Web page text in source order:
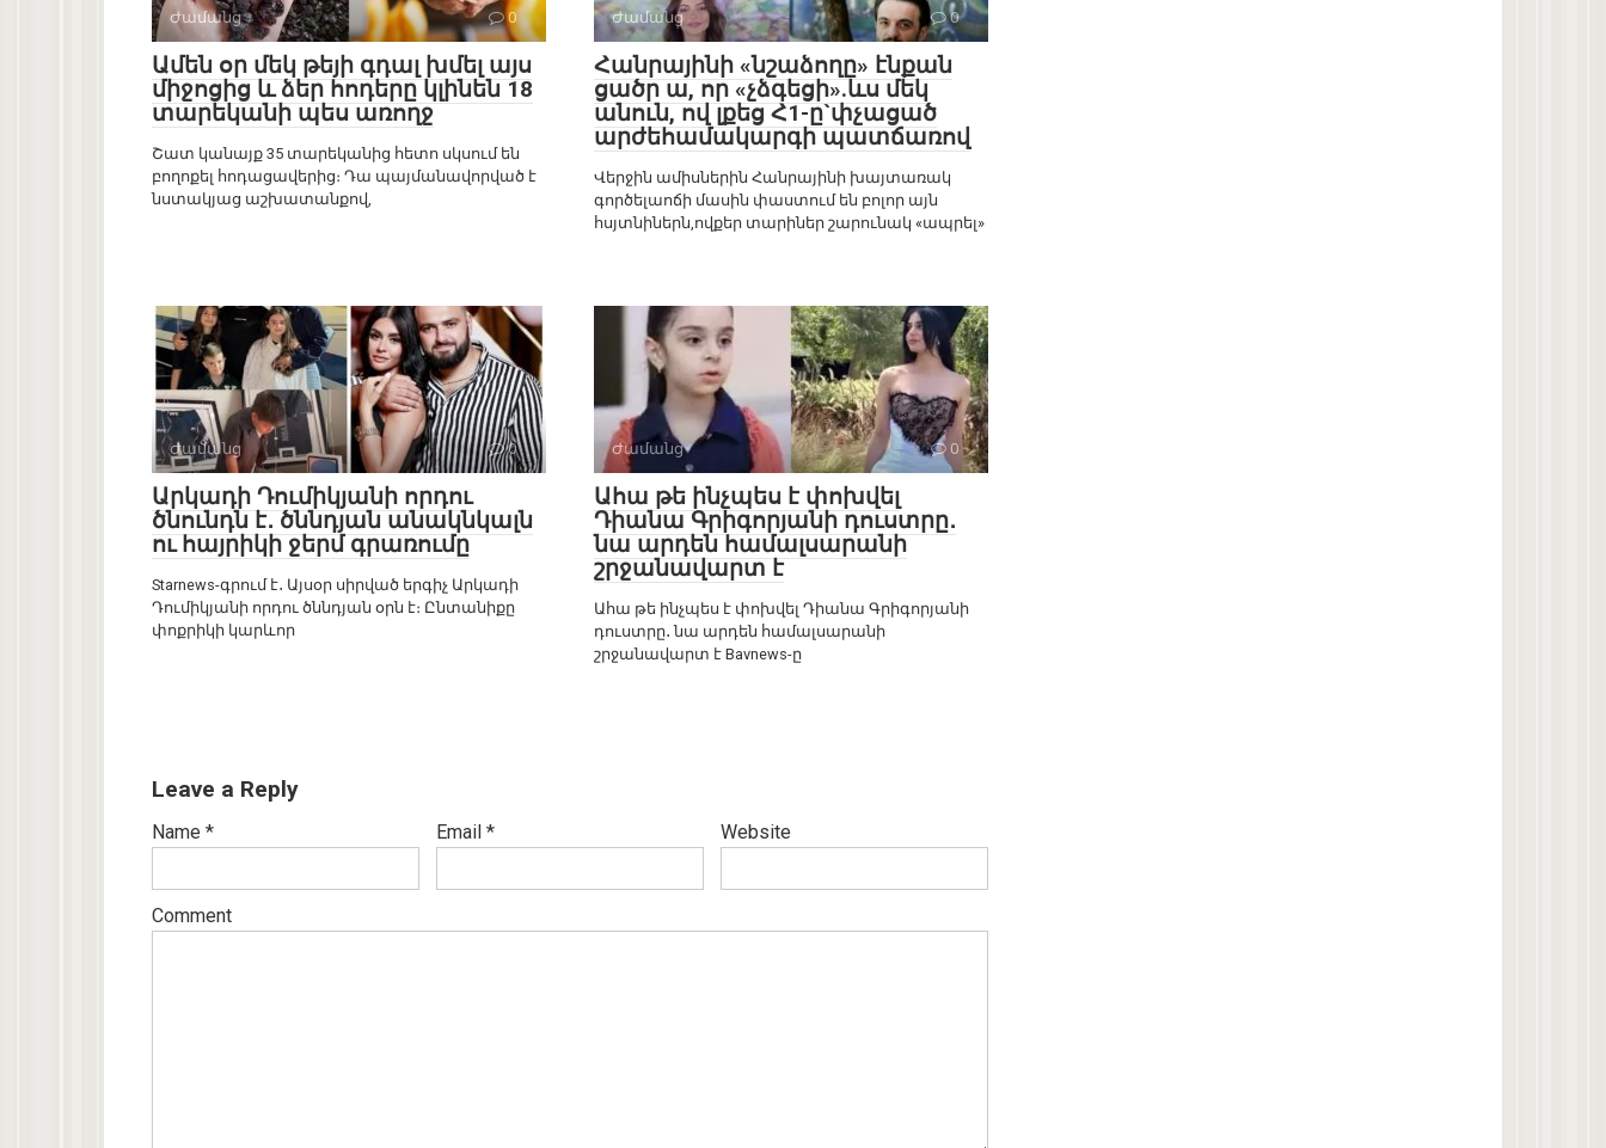
Ժամանց 0
Ամեն օր մեկ թեյի գդալ խմել այս
միջոցից և ձեր հոդերը կլինեն 18
տարեկանի պես առողջ
Շատ կանայք 35 տարեկանից հետո սկսում են
բողոքել հոդացավերից։ Դա պայմանավորված է
նստակյաց աշխատանքով,
Ժամանց 0
Հանրայինի «նշաձողը» էնքան
ցածր ա, որ «չձգեցի».ևս մեկ
անուն, ով լքեց Հ1-ը`փչացած
արժեհամակարգի պատճառով
Վերջին ամիսներին Հանրայինի խայտառակ
գործելաոճի մասին փաստում են բոլոր այն
հսյտնիներն,ովքեր տարիներ շարունակ «ապրել»
Ժամանց 0
Արկադի Դումիկյանի որդու
ծնունդն է․ ծննդյան անակնկալն
ու հայրիկի ջերմ գրառումը
Starnews-գրում է․ Այսօր սիրված երգիչ Արկադի
Դումիկյանի որդու ծննդյան օրն է։ Ընտանիքը
փոքրիկի կարևոր
Ժամանց 0
Ահա թե ինչպես է փոխվել
Դիանա Գրիգորյանի դուստրը․
նա արդեն համալսարանի
շրջանավարտ է
Ահա թե ինչպես է փոխվել Դիանա Գրիգորյանի
դուստրը․ նա արդեն համալսարանի
շրջանավարտ է Bavnews-ը
Leave a Reply
Name * Email * Website
Comment